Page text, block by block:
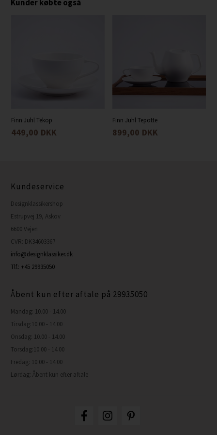
Kunder købte også
Finn Juhl Tekop
449,00 DKK
Finn Juhl Tepotte
899,00 DKK
Kundeservice
Designklassikershop
Estrupvej 19, Askov
6600 Vejen
CVR: DK34603367
info@designklassiker.dk
Tlf.: +45 29935050
Åbent kun efter aftale på 29935050
Mandag: 10.00 - 14.00
Tirsdag:10.00 - 14.00
Onsdag: 10.00 - 14.00
Torsdag:10.00 - 14.00
Fredag: 10.00 - 14.00
Lørdag: Åbent kun efter aftale